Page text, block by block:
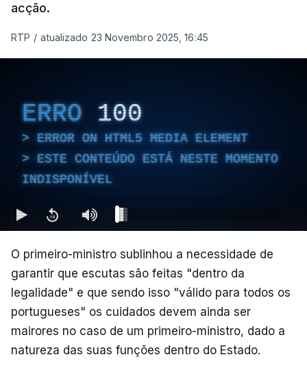
acção.
RTP / atualizado 23 Novembro 2025, 16:45
ERRO 100
ERROR ON HTML5 MEDIA ELEMENT
ESTE CONTEÚDO ESTÁ NESTE MOMENTO
INDISPONÍVEL
O primeiro-ministro sublinhou a necessidade de
garantir que escutas são feitas "dentro da
legalidade" e que sendo isso "válido para todos os
portugueses" os cuidados devem ainda ser
mairores no caso de um primeiro-ministro, dado a
natureza das suas funções dentro do Estado.